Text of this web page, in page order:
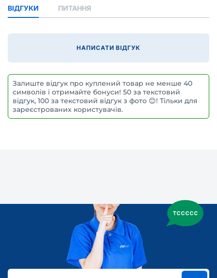
ВІДГУКИ ПИТАННЯ
НАПИСАТИ ВІДГУК
Залиште відгук про куплений товар не менше 40
символів і отримайте бонуси! 50 за текстовий
відгук, 100 за текстовий відгук з фото 😊! Тільки для
зареєстрованих користувачів.